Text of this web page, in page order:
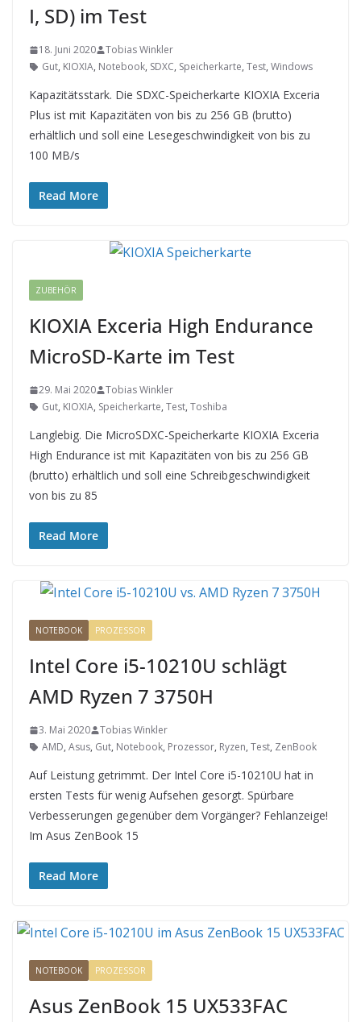
I, SD) im Test
18. Juni 2020
Tobias Winkler
Gut, KIOXIA, Notebook, SDXC, Speicherkarte, Test, Windows
Kapazitätsstark. Die SDXC-Speicherkarte KIOXIA Exceria
Plus ist mit Kapazitäten von bis zu 256 GB (brutto)
erhältlich und soll eine Lesegeschwindigkeit von bis zu
100 MB/s
Read More
ZUBEHÖR
KIOXIA Exceria High Endurance
MicroSD-Karte im Test
29. Mai 2020
Tobias Winkler
Gut, KIOXIA, Speicherkarte, Test, Toshiba
Langlebig. Die MicroSDXC-Speicherkarte KIOXIA Exceria
High Endurance ist mit Kapazitäten von bis zu 256 GB
(brutto) erhältlich und soll eine Schreibgeschwindigkeit
von bis zu 85
Read More
NOTEBOOK PROZESSOR
Intel Core i5-10210U schlägt
AMD Ryzen 7 3750H
3. Mai 2020
Tobias Winkler
AMD, Asus, Gut, Notebook, Prozessor, Ryzen, Test, ZenBook
Auf Leistung getrimmt. Der Intel Core i5-10210U hat in
ersten Tests für wenig Aufsehen gesorgt. Spürbare
Verbesserungen gegenüber dem Vorgänger? Fehlanzeige!
Im Asus ZenBook 15
Read More
NOTEBOOK PROZESSOR
Asus ZenBook 15 UX533FAC